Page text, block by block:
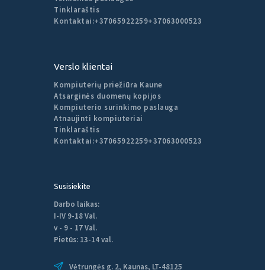
Tinklaraštis
Kontaktai:+37065922259+37063000523
Verslo klientai
Kompiuterių priežiūra Kaune
Atsarginės duomenų kopijos
Kompiuterio surinkimo paslauga
Atnaujinti kompiuteriai
Tinklaraštis
Kontaktai:+37065922259+37063000523
Susisiekite
Darbo laikas:
I-IV 9-18 Val.
v - 9 - 17 Val.
Pietūs: 13-14 val.
Vėtrungės g. 2, Kaunas, LT-48125